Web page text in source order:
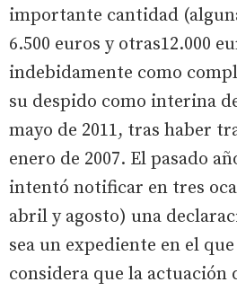
importante cantidad
6.500 euros y otras12.000
indebidamente como
su despido como interina
mayo de 2011, tras haber
enero de 2007. El pasado
intentó notificar en tres
abril y agosto) una
sea un expediente en el
considera que la actuación